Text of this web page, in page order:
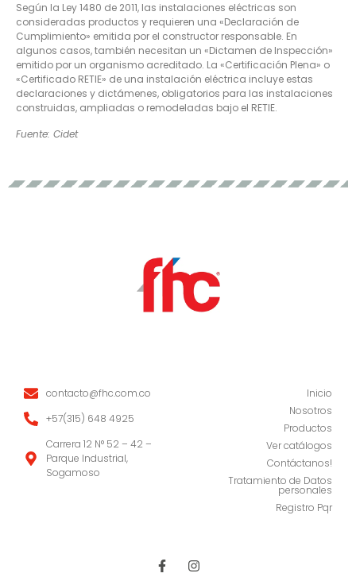
Según la Ley 1480 de 2011, las instalaciones eléctricas son
consideradas productos y requieren una «Declaración de
Cumplimiento» emitida por el constructor responsable. En
algunos casos, también necesitan un «Dictamen de Inspección»
emitido por un organismo acreditado. La «Certificación Plena» o
«Certificado RETIE» de una instalación eléctrica incluye estas
declaraciones y dictámenes, obligatorios para las instalaciones
construidas, ampliadas o remodeladas bajo el RETIE.
Fuente: Cidet
contacto@fhc.com.co
‭+57(315) 648 4925
Carrera 12 N° 52 – 42 –
Parque Industrial,
Sogamoso
Inicio
Nosotros
Productos
Ver catálogos
Contáctanos!
Tratamiento de Datos
personales
Registro Pqr